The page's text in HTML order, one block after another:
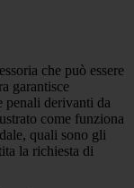
che può essere
garantisce
penali derivanti da
come funziona
quali sono gli
la richiesta di